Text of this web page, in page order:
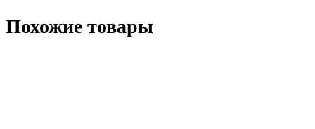
Похожие товары